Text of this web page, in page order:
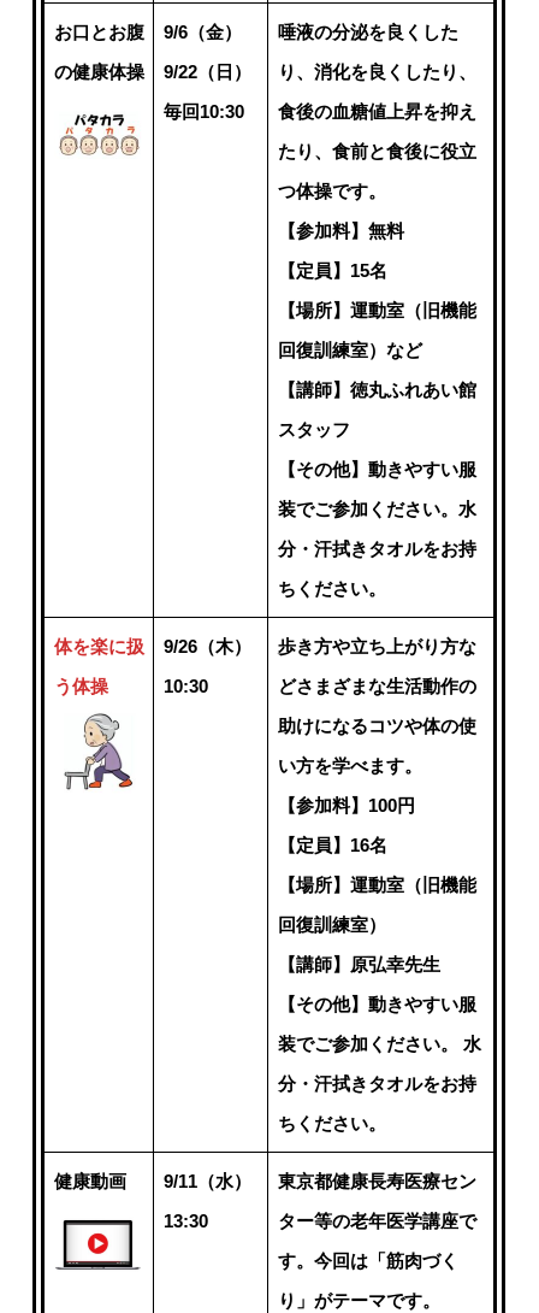
お口とお腹
の健康体操
9/6（金）
9/22（日）
毎回10:30
唾液の分泌を良くした
り、消化を良くしたり、
食後の血糖値上昇を抑え
たり、食前と食後に役立
つ体操です。
【参加料】無料
【定員】15名
【場所】運動室（旧機能
回復訓練室）など
【講師】徳丸ふれあい館
スタッフ
【その他】動きやすい服
装でご参加ください。水
分・汗拭きタオルをお持
ちください。
体を楽に扱
う体操
9/26（木）
10:30
歩き方や立ち上がり方な
どさまざまな生活動作の
助けになるコツや体の使
い方を学べます。
【参加料】100円
【定員】16名
【場所】運動室（旧機能
回復訓練室）
【講師】原弘幸先生
【その他】動きやすい服
装でご参加ください。 水
分・汗拭きタオルをお持
ちください。
健康動画
9/11（水）
13:30
東京都健康長寿医療セン
ター等の老年医学講座で
す。今回は「筋肉づく
り」がテーマです。